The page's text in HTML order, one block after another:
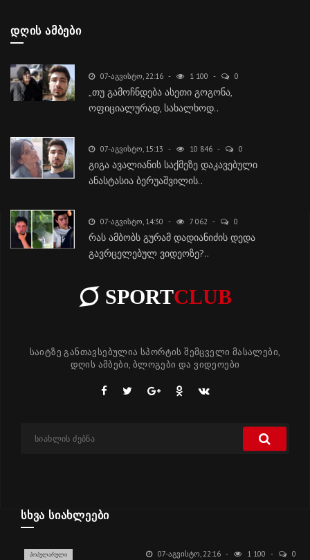
ᲓᲦᲘᲡ ᲐᲛᲑᲔᲑᲘ
07-ᲐᲒᲕᲘᲡᲢᲝ, 22:16 1 100 0
„თუ გამოჩნდება ასეთი გოგონა,
ოფიციალურად, სახალხოდ..
07-ᲐᲒᲕᲘᲡᲢᲝ, 15:13 10 846 0
გიგა ავალიანის საქმეზე დაკავებული
ანასტასია ბერუაშვილის..
07-ᲐᲒᲕᲘᲡᲢᲝ, 14:30 7 062 0
რას ამბობს გურამ დადიანიძის დედა
გავრცელებულ ვიდეოზე?..
SPORTCLUB
საიტზე განთავსებულია სპორტის შემცველი მასალები,
დღის ამბები, ბლოგები და ვიდეოები
ᲡᲮᲕᲐ ᲡᲘᲐᲮᲚᲔᲔᲑᲘ
ᲞᲝᲞᲣᲚᲐᲠᲣᲚᲘ 07-ᲐᲒᲕᲘᲡᲢᲝ, 22:16 1 100 0